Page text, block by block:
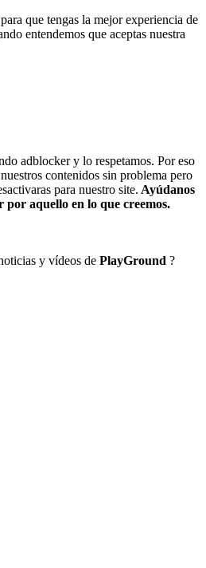
que tengas la mejor experiencia de
entendemos que aceptas nuestra
adblocker y lo respetamos. Por eso
contenidos sin problema pero
para nuestro site. Ayúdanos
por aquello en lo que creemos.
y vídeos de PlayGround ?